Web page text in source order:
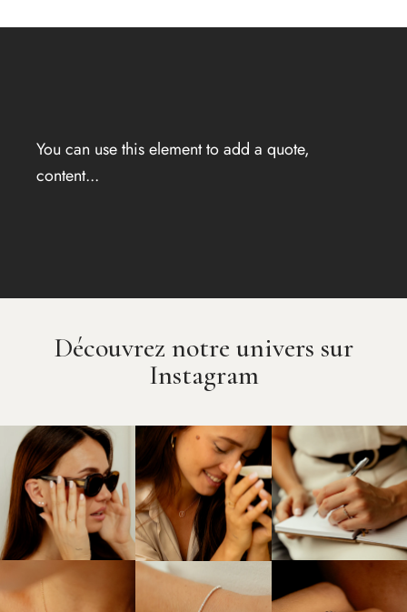
You can use this element to add a quote,
content...
Découvrez notre univers sur
Instagram